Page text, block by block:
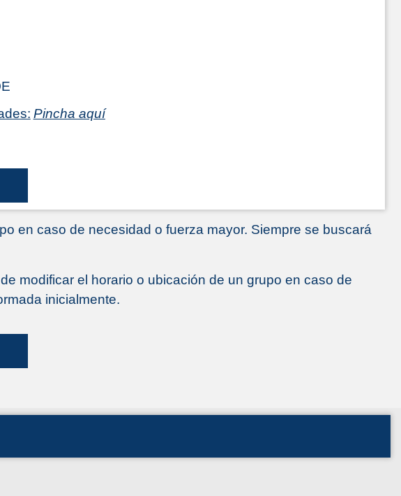
Pincha aquí
en caso de necesidad o fuerza mayor. Siempre se buscará
modificar el horario o ubicación de un grupo en caso de
inicialmente.